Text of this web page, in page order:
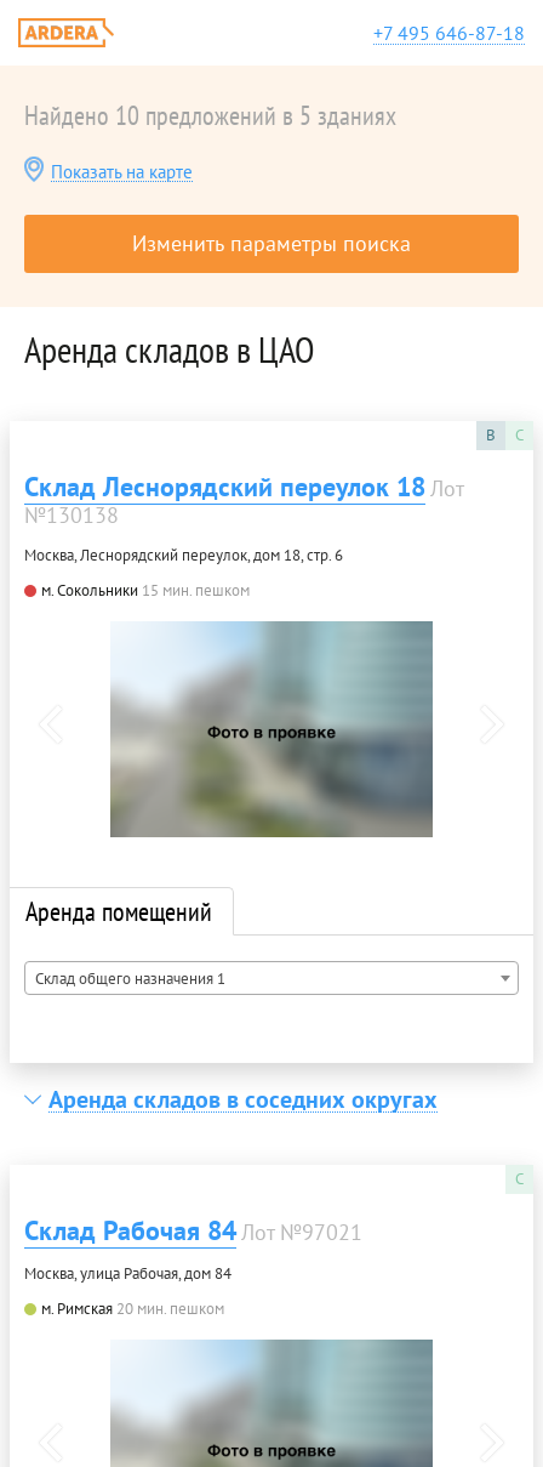
+7 495 646-87-18
Найдено 10 предложений в 5 зданиях
Показать на карте
Изменить параметры поиска
Аренда складов в ЦАО
B C
Склад Леснорядский переулок 18Лот
№130138
Москва, Леснорядский переулок, дом 18, стр. 6
м. Сокольники 15 мин. пешком
Аренда помещений
Склад общего назначения 1
Аренда складов в соседних округах
C
Склад Рабочая 84Лот №97021
Москва, улица Рабочая, дом 84
м. Римская 20 мин. пешком